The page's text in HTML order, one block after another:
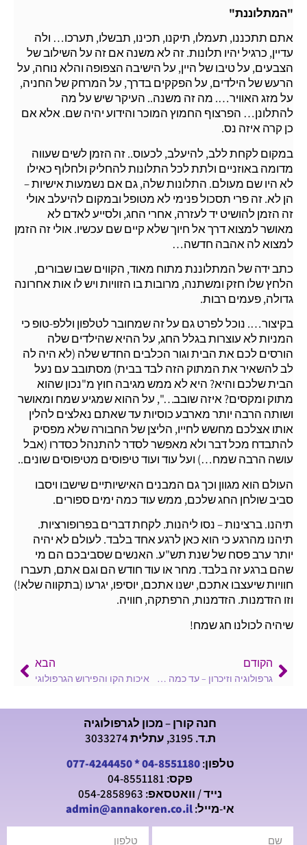
"המתלוננת"
אתם תתכננו, תעמלו, תיקנו, תכינו, תבשלו, תערכו… ולה
עדיין, כרגיל יהיו תלונות. זה לא משנה אם זה על השילוב של
הצבעים, על טיבו של היין, על הישיבה הצפופה והלא נוחה, על
הרעש של הילדים, על הפקקים בדרך, על המרחק של החניה,
על מזג האוויר…. מה זה משנה.. העיקר שיש על מה
להתלונן… הפרצוף החמוץ המוכר והידוע יהיה שם. אלא אם
כן קרה איזה נס.
במקום לקחת ללב, להיעלב, לכעוס.. זה הזמן לשים שעווה
מדומה באוזניים ולתת לכל התלונות להחליק ולחלוף כאילו
לא היו שם מעולם. התלונות שלה, גם אם נשמעות אישיות –
הן לא. זה פרי תסכול פנימי לא מטופל ובמקום להיעלב אולי
זה הזמן להושיט יד לעזרה, אחרי החג, ולסייע לאדם לא
מאושר למצוא דרך אל חיוך שלא קיים שם עכשיו. אולי זה הזמן
למצוא לה אהבה חדשה…
כתב ידה של המתלוננת מתוח מאוד, הקווים שבו שבורים,
הלחץ שלו חזק ומשתנה, מרובות בו הזוויות ויש לו אות אחרונה
גדולה, פעמים רבות.
בקיצור…. נוכל לפרט גם על זה שמחובר לטלפון וללפ-טופ כי
המניות לא עוצרות בגלל החג, על ההיא שהילדים שלה
הורסים לכם את הבית וגור הכלבים החדש שלה (לא היה לה
לב להשאיר את המתוק הזה לבד בבית) מסתובב עם נעל
הבית שלכם והיא? היא לא ממש מגיבה חוץ מ"נכון שהוא
מתוק ומקסים? איזה שובב…", על ההוא שמגיע שמח ומאושר
ושותה הרבה יותר מארבע כוסיות עד שאתם נאלצים להלין
אותו אצלכם מחשש לחייו, הליצן של החבורה שלא מפסיק
להתבדח מכל דבר ולא מאפשר לסדר להתנהל כסדרו (אבל
עושה הרבה שמח…) ועל עוד ועוד טיפוסים מטיפוסים שונים..
העולם הוא מגוון וכך גם המבנים האישיותיים שישבו ויסבו
סביב שולחן החג שלכם, ממש עוד כמה ימים ספורים.
תיהנו. ברצינות – נסו ליהנות. לקחת דברים בפרופורציות.
תיהנו מהרגע כי הוא כאן לרגע אחד בלבד. לעולם לא יהיה
יותר ערב פסח של שנת תש"ע. האנשים שסביבכם הם מי
שהם ברגע זה בלבד. מחר או עוד חודש הם וגם אתם, תעברו
חוויות שיעצבו אתכם, ישנו אתכם, יוסיפו, יגרעו (בתקווה שלא!)
וזו הזדמנות. הזדמנות, הרפתקה, חוויה.
שיהיה לכולנו חג שמח!
הקודם
גרפולוגיה וזיכרון – עד כמה זיכרוננו מדויק וכיצד הוא משתקף בכתב היד
הבא
איכות הקו והפירוש הגרפולוגי
חנה קורן – מכון לגרפולוגיה
ת.ד. 3195, עתלית 3033274
טלפון:04-8551180
*
077-4244450
פקס: 04-8551181
נייד / וואטסאפ: 054-2858963
אי-מייל:admin@annakoren.co.il